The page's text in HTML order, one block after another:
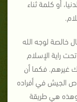
أو كلمة ثناء
خالصة لوجه الله
راية الإسلام
غيرهم. فكما أن
الجيش في أفراده
وهذه هي طريقة